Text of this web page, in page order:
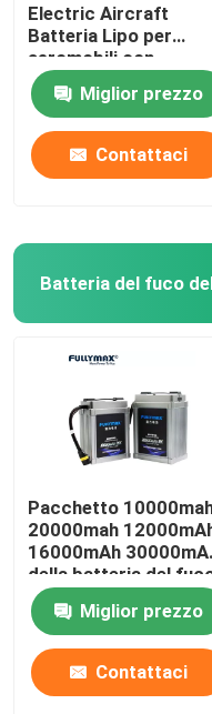
Electric Aircraft
Batteria Lipo per
aeromobili con
equipaggio Batteria
FullymaxMiglior prezzo
Contattaci
Batteria del fuco
Pacchetto
20000mah
16000mAh
della batteria del
del UAV di Li Ion
Miglior prezzo
Contattaci